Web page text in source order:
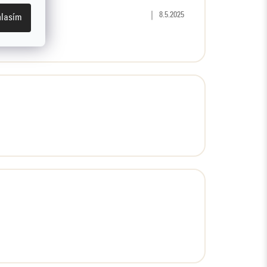
Hodnocení produktu je 5 z 5
8.5.2025